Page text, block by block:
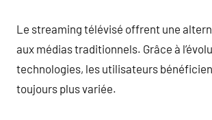
Le streaming télévisé offrent une
aux médias traditionnels. Grâce à
technologies, les utilisateurs
toujours plus variée.